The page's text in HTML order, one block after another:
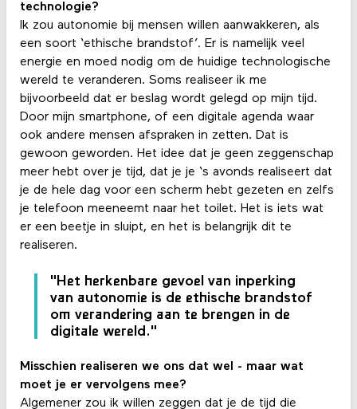
technologie?
Ik zou autonomie bij mensen willen aanwakkeren, als
een soort ‘ethische brandstof’. Er is namelijk veel
energie en moed nodig om de huidige technologische
wereld te veranderen. Soms realiseer ik me
bijvoorbeeld dat er beslag wordt gelegd op mijn tijd.
Door mijn smartphone, of een digitale agenda waar
ook andere mensen afspraken in zetten. Dat is
gewoon geworden. Het idee dat je geen zeggenschap
meer hebt over je tijd, dat je je ‘s avonds realiseert dat
je de hele dag voor een scherm hebt gezeten en zelfs
je telefoon meeneemt naar het toilet. Het is iets wat
er een beetje in sluipt, en het is belangrijk dit te
realiseren.
"Het herkenbare gevoel van inperking
van autonomie is de ethische brandstof
om verandering aan te brengen in de
digitale wereld."
Misschien realiseren we ons dat wel - maar wat
moet je er vervolgens mee?
Algemener zou ik willen zeggen dat je de tijd die